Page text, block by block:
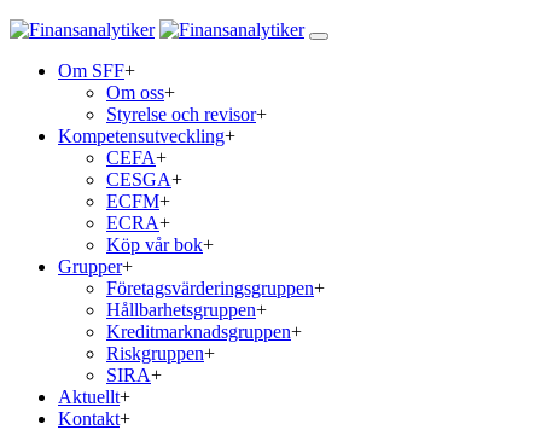
Om SFF+
Om oss+
Styrelse och revisor+
Kompetensutveckling+
CEFA+
CESGA+
ECFM+
ECRA+
Köp vår bok+
Grupper+
Företagsvärderingsgruppen+
Hållbarhetsgruppen+
Kreditmarknadsgruppen+
Riskgruppen+
SIRA+
Aktuellt+
Kontakt+